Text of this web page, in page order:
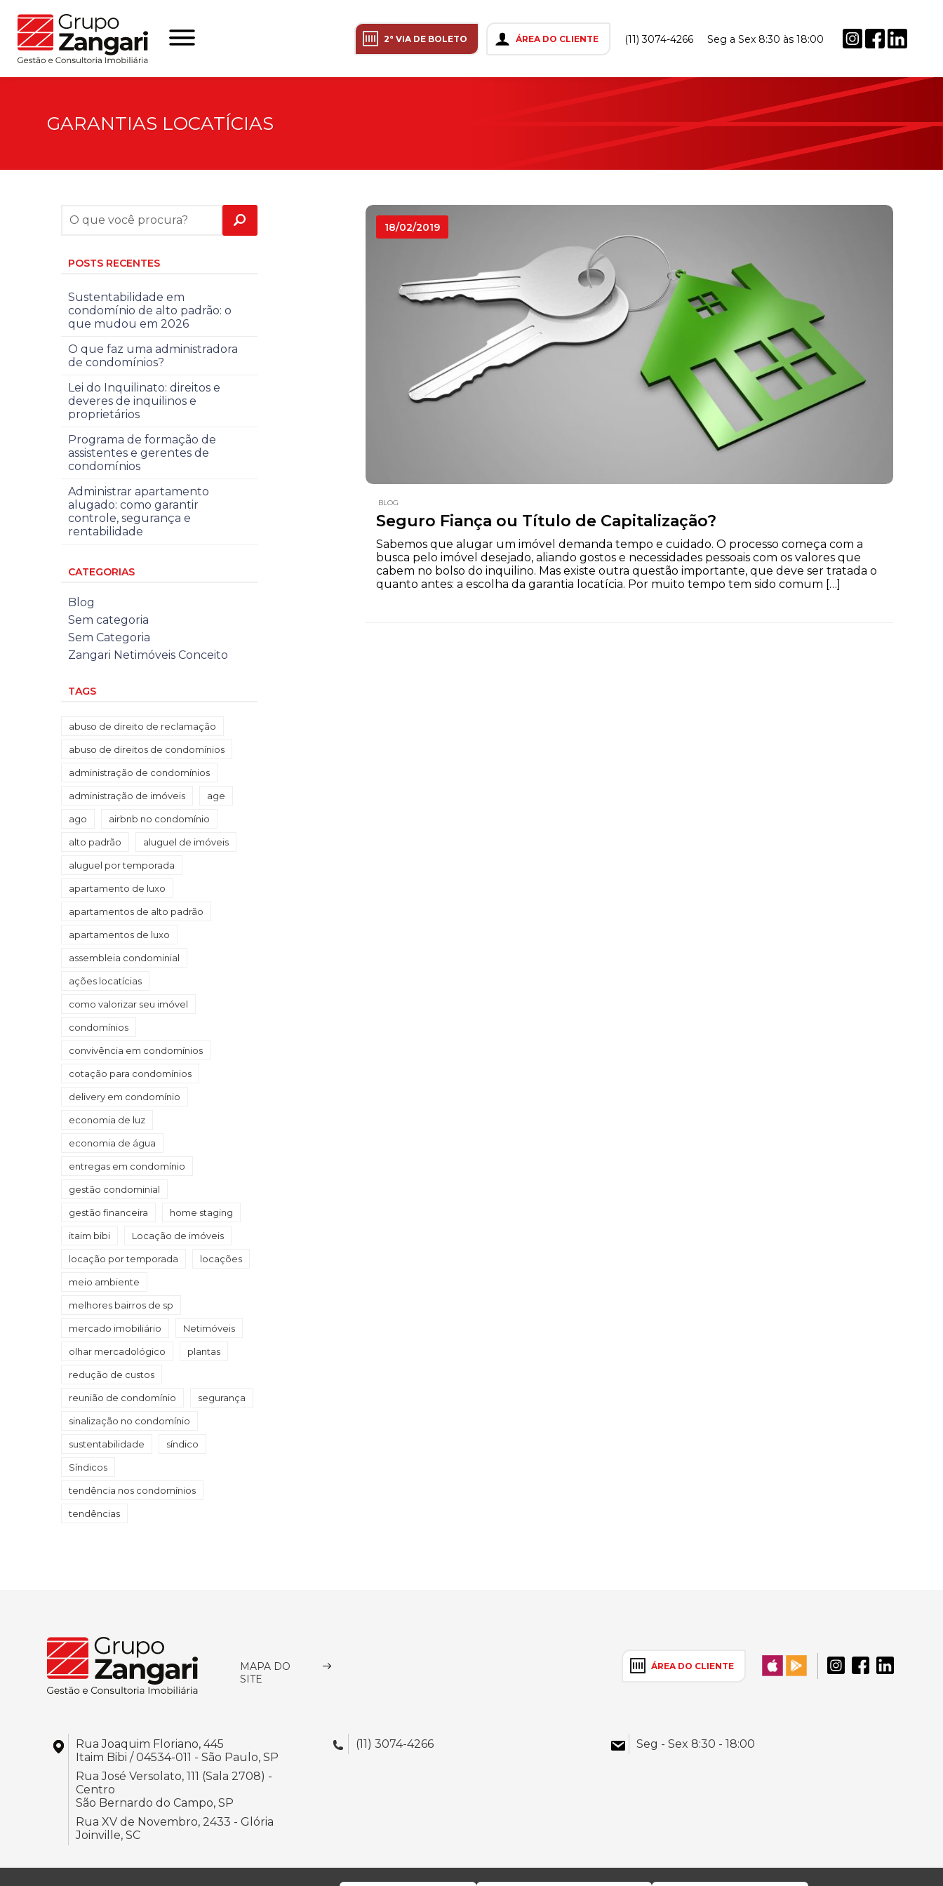
2ª VIA DE BOLETO ÁREA DO CLIENTE (11) 3074-4266 Seg a Sex 8:30 às 18:00
GARANTIAS LOCATÍCIAS
18/02/2019
BLOG
Seguro Fiança ou Título de Capitalização?
Sabemos que alugar um imóvel demanda tempo e cuidado. O processo começa com a
busca pelo imóvel desejado, aliando gostos e necessidades pessoais com os valores que
cabem no bolso do inquilino. Mas existe outra questão importante, que deve ser tratada o
quanto antes: a escolha da garantia locatícia. Por muito tempo tem sido comum […]
POSTS RECENTES
Sustentabilidade em
condomínio de alto padrão: o
que mudou em 2026
O que faz uma administradora
de condomínios?
Lei do Inquilinato: direitos e
deveres de inquilinos e
proprietários
Programa de formação de
assistentes e gerentes de
condomínios
Administrar apartamento
alugado: como garantir
controle, segurança e
rentabilidade
CATEGORIAS
Blog
Sem categoria
Sem Categoria
Zangari Netimóveis Conceito
TAGS
abuso de direito de reclamação
abuso de direitos de condomínios
administração de condomínios
administração de imóveis age
ago airbnb no condomínio
alto padrão aluguel de imóveis
aluguel por temporada
apartamento de luxo
apartamentos de alto padrão
apartamentos de luxo
assembleia condominial
ações locatícias
como valorizar seu imóvel
condomínios
convivência em condomínios
cotação para condomínios
delivery em condomínio
economia de luz
economia de água
entregas em condomínio
gestão condominial
gestão financeira home staging
itaim bibi Locação de imóveis
locação por temporada locações
meio ambiente
melhores bairros de sp
mercado imobiliário Netimóveis
olhar mercadológico plantas
redução de custos
reunião de condomínio segurança
sinalização no condomínio
sustentabilidade síndico
Síndicos
tendência nos condomínios
tendências
MAPA DO
SITE
ÁREA DO CLIENTE
Rua Joaquim Floriano, 445
Itaim Bibi / 04534-011 - São Paulo, SP
Rua José Versolato, 111 (Sala 2708) -
Centro
São Bernardo do Campo, SP
Rua XV de Novembro, 2433 - Glória
Joinville, SC
(11) 3074-4266 Seg - Sex 8:30 - 18:00